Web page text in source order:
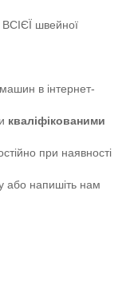
ВСІЄЇ швейної
в інтернет-
кваліфікованими
при наявності
або напишіть нам